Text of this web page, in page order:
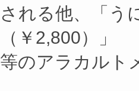
される他、「う
（￥2,800）」
等のアラカルト